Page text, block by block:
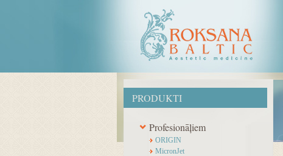
PRODUKTI
Profesionāļiem
ORIGIN
MicronJet